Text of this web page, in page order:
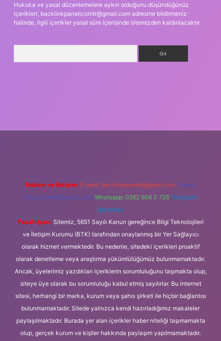
Hukuka ve yasal düzenlemelere aykırı olduğunu düşündüğünüz
içerikleri, backlinkpanelicomtr@gmail.com adresine bildirmeniz
halinde, ilgili içerikler yasal süre içerisinde sitemizden kaldırılacaktır.
Reklam ve İletişim: E-mail: backlinkpaneli@gmail.com Teams:
forumhizmeti@gmail.com Whatsapp: 0262 606 0 726 Telegram:
@karabul
Yasal Uyarı: Sitemiz, 5651 Sayılı Kanun gereğince Bilgi Teknolojileri
ve İletişim Kurumu (BTK) tarafından onaylanmış bir Yer Sağlayıcı
olarak hizmet vermektedir. Bu nedenle, sitedeki içerikleri proaktif
olarak denetleme veya araştırma yükümlülüğümüz bulunmamaktadır.
Ancak, üyelerimiz yazdıkları içeriklerin sorumluluğunu taşımakta olup,
siteye üye olarak bu sorumluluğu kabul etmiş sayılırlar. Bu internet
sitesi, herhangi bir marka, kurum veya şahıs şirketi ile hiçbir bağlantısı
bulunmamaktadır. Sitede yalnızca kendi hazırladığımız makaleler
paylaşılmaktadır. Burada yer alan içerikler haber niteliği taşımamakta
olup, gerçek kurum ve kişiler hakkında paylaşım yapılmamaktadır.